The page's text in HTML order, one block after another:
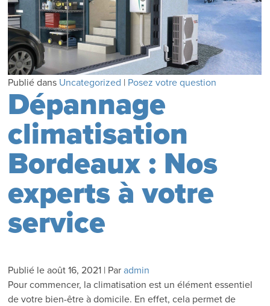
Publié dans Uncategorized | Posez votre question
Dépannage
climatisation
Bordeaux : Nos
experts à votre
service
Publié le août 16, 2021 | Par admin
Pour commencer, la climatisation est un élément essentiel
de votre bien-être à domicile. En effet, cela permet de